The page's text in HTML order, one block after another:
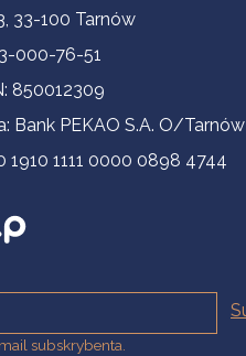
kontaktowe
33-100 Tarnów
000-76-51
850012309
Bank PEKAO S.A. O/Tarnów
1910 1111 0000 0898 4744
subskrybenta.